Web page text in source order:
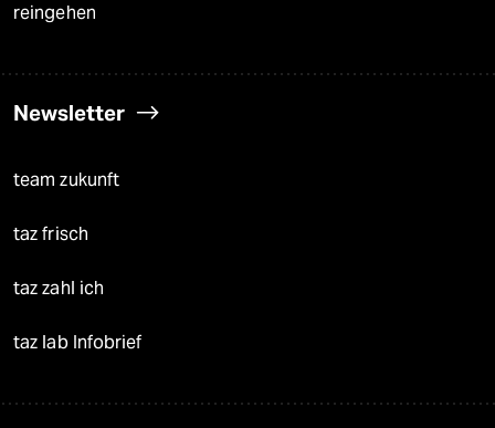
reingehen
Newsletter
team zukunft
taz frisch
taz zahl ich
taz lab Infobrief